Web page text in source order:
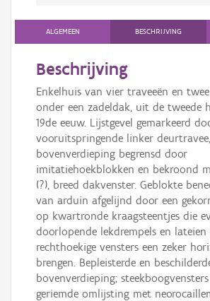
ALGEMEEN BESCHRIJVING
Beschrijving
Enkelhuis van vier traveeën en
onder een zadeldak, uit de tweede
19de eeuw. Lijstgevel gemarkeerd
vooruitspringende linker
bovenverdieping begrensd door
imitatiehoekblokken en bekroond
(?), breed dakvenster. Geblokte
van arduin afgelijnd door een
op kwartronde kraagsteentjes die
doorlopende lekdrempels en lateien
rechthoekige vensters een zeker
brengen. Bepleisterde en
bovenverdieping;
geriemde omlijsting met